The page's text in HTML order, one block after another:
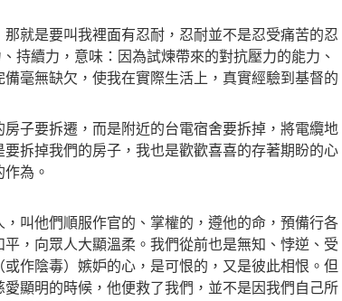
就是要叫我裡面有忍耐，忍耐並不是忍受痛苦的忍
持續力，意味：因為試煉帶來的對抗壓力的能力、
毫無缺欠，使我在實際生活上，真實經驗到基督的
子要拆遷，而是附近的台電宿舍要拆掉，將電纜地
拆掉我們的房子，我也是歡歡喜喜的存著期盼的心
為。
叫他們順服作官的、掌權的，遵他的命，預備行各
，向眾人大顯溫柔。我們從前也是無知、悖逆、受
作陰毒）嫉妒的心，是可恨的，又是彼此相恨。但
顯明的時候，他便救了我們，並不是因我們自己所